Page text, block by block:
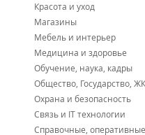
Красота и уход
Магазины
Мебель и интерьер
Медицина и здоровье
Обучение, наука, кадры
Общество, Государство,
Охрана и безопасность
Связь и IT технологии
Справочные,